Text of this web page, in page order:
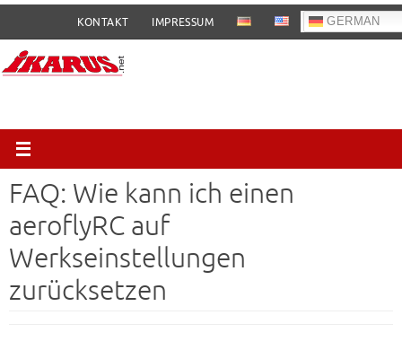
Inhalt
springen
KONTAKT IMPRESSUM GERMAN
FAQ: Wie kann ich einen
aeroflyRC auf
Werkseinstellungen
zurücksetzen